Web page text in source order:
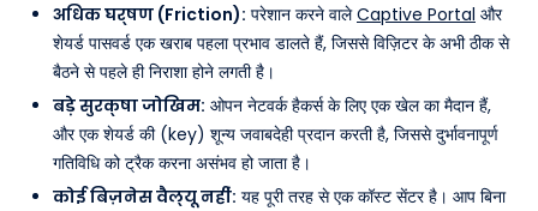
अधिक घर्षण (Friction): परेशान करने वालेCaptive Portal और
शेयर्ड पासवर्ड एक खराब पहला प्रभाव डालते हैं, जिससे विज़िटर के अभी ठीक से
बैठने से पहले ही निराशा होने लगती है।
बड़े सुरक्षा जोखिम: ओपन नेटवर्क हैकर्स के लिए एक खेल का मैदान हैं,
और एक शेयर्ड की (key) शून्य जवाबदेही प्रदान करती है, जिससे दुर्भावनापूर्ण
गतिविधि को ट्रैक करना असंभव हो जाता है।
कोई बिज़नेस वैल्यू नहीं: यह पूरी तरह से एक कॉस्ट सेंटर है। आप बिना